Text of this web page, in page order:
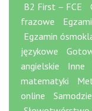
B2 First – FCE
frazowe
Egzamin
językowe
angielskie
Inne
matematyki
online